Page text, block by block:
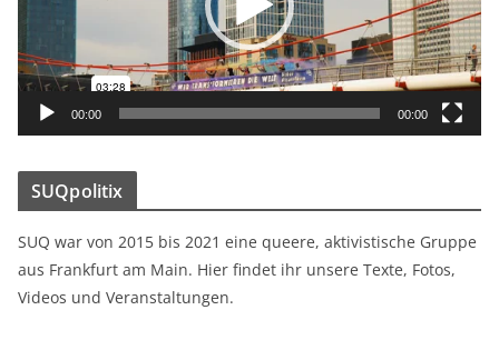
P
l
y
00:00 00:00
SUQpolitix
SUQ war von 2015 bis 2021 eine queere, aktivistische Gruppe
aus Frankfurt am Main. Hier findet ihr unsere Texte, Fotos,
Videos und Veranstaltungen.